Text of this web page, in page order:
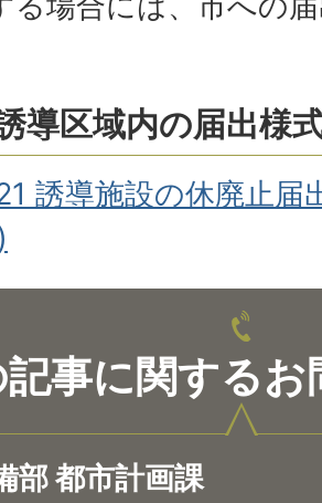
導区域内の届出様
誘導施設の休廃止
記事に関するお
部 都市計画課